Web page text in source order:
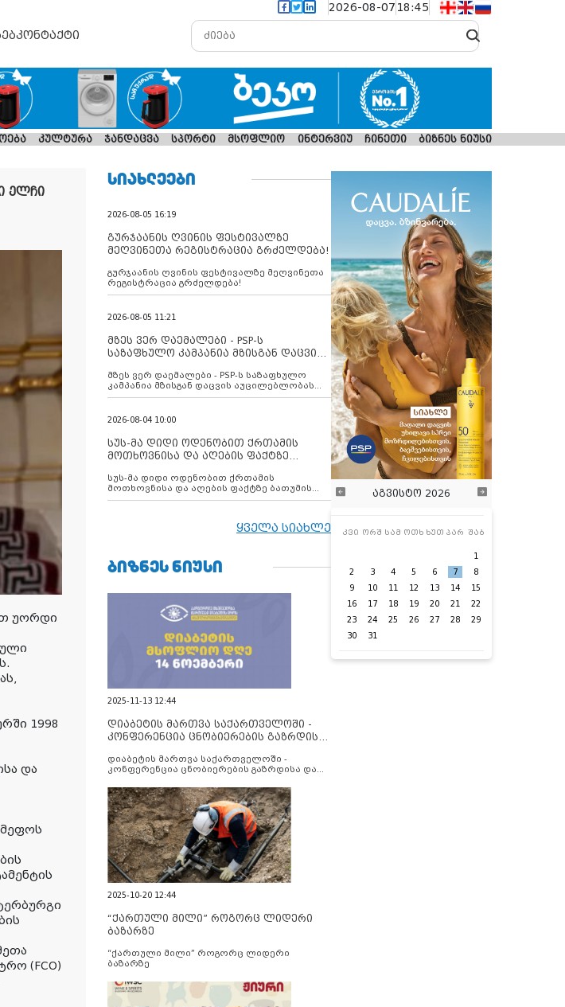
2026-08-07 18:45
კონტაქტი
კულტურა ჯანდაცვა სპორტი მსოფლიო ინტერვიუ ჩინეთი ბიზნეს ნიუსი
ელჩი
უორდი
1998
და
(FCO)
ᲡᲘᲐᲮᲚᲔᲔᲑᲘ
2026-08-05 16:19
გურჯაანის ღვინის ფესტივალზე
მეღვინეთა რეგისტრაცია გრძელდება!
გურჯაანის ღვინის ფესტივალზე მეღვინეთა
რეგისტრაცია გრძელდება!
2026-08-05 11:21
მზეს ვერ დაემალები - PSP-ს
საზაფხულო კამპანია მზისგან დაცვის
მზეს ვერ დაემალები - PSP-ს საზაფხულო
კამპანია მზისგან დაცვის აუცილებლობას
გვახსენებს
2026-08-04 10:00
სუს-მა დიდი ოდენობით ქრთამის
მოთხოვნისა და აღების ფაქტზე
დააკავა
სუს-მა დიდი ოდენობით ქრთამის
მოთხოვნისა და აღების ფაქტზე ბათუმის
მერიის თანამშრომელი დააკავა
ყველა სიახლე
ᲑᲘᲖᲜᲔᲡ ᲜᲘᲣᲡᲘ
2025-11-13 12:44
დიაბეტის მართვა საქართველოში -
კონფერენცია ცნობიერების გაზრდისა
დიაბეტის მართვა საქართველოში -
კონფერენცია ცნობიერების გაზრდისა და
2025-10-20 12:44
“ქართული მილი” როგორც ლიდერი
ბაზარზე
“ქართული მილი” როგორც ლიდერი
ბაზარზე
აგვისტო 2026
კვი ორშ სამ ოთხ ხუთ პარ შაბ
1
2
3 4 5 6 7
8
9
10 11 12 13 14
15
16
17 18 19 20 21
22
23
24 25 26 27 28
29
30
31